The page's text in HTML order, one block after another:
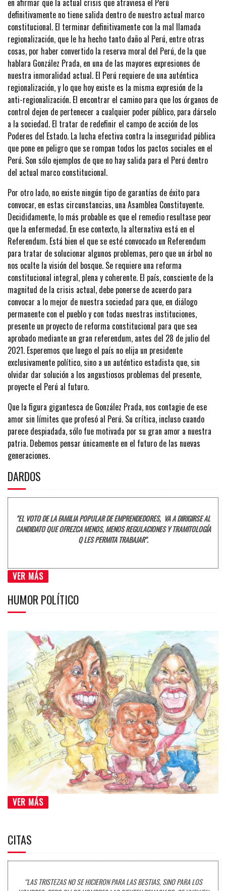
en afirmar que la actual crisis que atraviesa el Perú
definitivamente no tiene salida dentro de nuestro actual marco
constitucional. El terminar definitivamente con la mal llamada
regionalización, que le ha hecho tanto daño al Perú, entre otras
cosas, por haber convertido la reserva moral del Perú, de la que
hablara González Prada, en una de las mayores expresiones de
nuestra inmoralidad actual. El Perú requiere de una auténtica
regionalización, y lo que hoy existe es la misma expresión de la
anti-regionalización. El encontrar el camino para que los órganos de
control dejen de pertenecer a cualquier poder público, para dárselo
a la sociedad. El tratar de redefinir el campo de acción de los
Poderes del Estado. La lucha efectiva contra la inseguridad pública
que pone en peligro que se rompan todos los pactos sociales en el
Perú. Son sólo ejemplos de que no hay salida para el Perú dentro
del actual marco constitucional.
Por otro lado, no existe ningún tipo de garantías de éxito para
convocar, en estas circunstancias, una Asamblea Constituyente.
Decididamente, lo más probable es que el remedio resultase peor
que la enfermedad. En ese contexto, la alternativa está en el
Referendum. Está bien el que se esté convocado un Referendum
para tratar de solucionar algunos problemas, pero que un árbol no
nos oculte la visión del bosque. Se requiere una reforma
constitucional integral, plena y coherente. El país, consciente de la
magnitud de la crisis actual, debe ponerse de acuerdo para
convocar a lo mejor de nuestra sociedad para que, en diálogo
permanente con el pueblo y con todas nuestras instituciones,
presente un proyecto de reforma constitucional para que sea
aprobado mediante un gran referendum, antes del 28 de julio del
2021. Esperemos que luego el país no elija un presidente
exclusivamente político, sino a un auténtico estadista que, sin
olvidar dar solución a los angustiosos problemas del presente,
proyecte el Perú al futuro.
Que la figura gigantesca de González Prada, nos contagie de ese
amor sin límites que profesó al Perú. Su crítica, incluso cuando
parece despiadada, sólo fue motivada por su gran amor a nuestra
patria. Debemos pensar únicamente en el futuro de las nuevas
generaciones.
DARDOS
"EL VOTO DE LA FAMILIA POPULAR DE EMPRENDEDORES, VA A DIRIGIRSE AL
CANDIDATO QUE OFREZCA MENOS, MENOS REGULACIONES Y TRAMITOLOGÍA
Q LES PERMITA TRABAJAR".
VER MÁS
HUMOR POLÍTICO
VER MÁS
CITAS
“LAS TRISTEZAS NO SE HICIERON PARA LAS BESTIAS, SINO PARA LOS